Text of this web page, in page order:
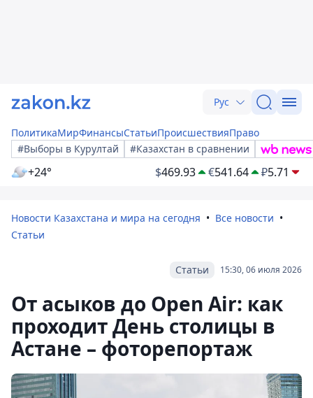
Рус
ПолитикаМирФинансыСтатьиПроисшествияПраво
#Выборы в Курултай
#Казахстан в сравнении
+24° $469.93 €541.64 ₽5.71
Новости Казахстана и мира на сегодня
Все новости
Статьи
15:30, 06 июля 2026
Статьи
От асыков до Open Air: как
проходит День столицы в
Астане – фоторепортаж